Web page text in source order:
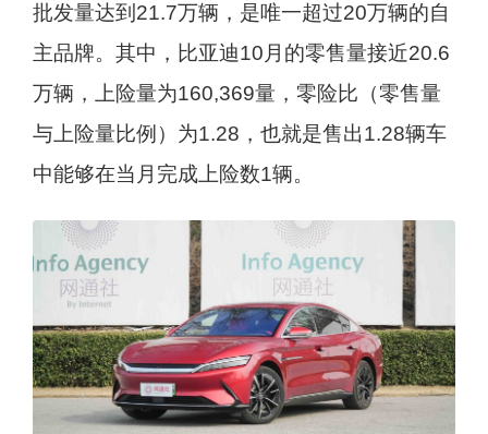
批发量达到21.7万辆，是唯一超过20万辆的自
主品牌。其中，比亚迪10月的零售量接近20.6
万辆，上险量为160,369量，零险比（零售量
与上险量比例）为1.28，也就是售出1.28辆车
中能够在当月完成上险数1辆。